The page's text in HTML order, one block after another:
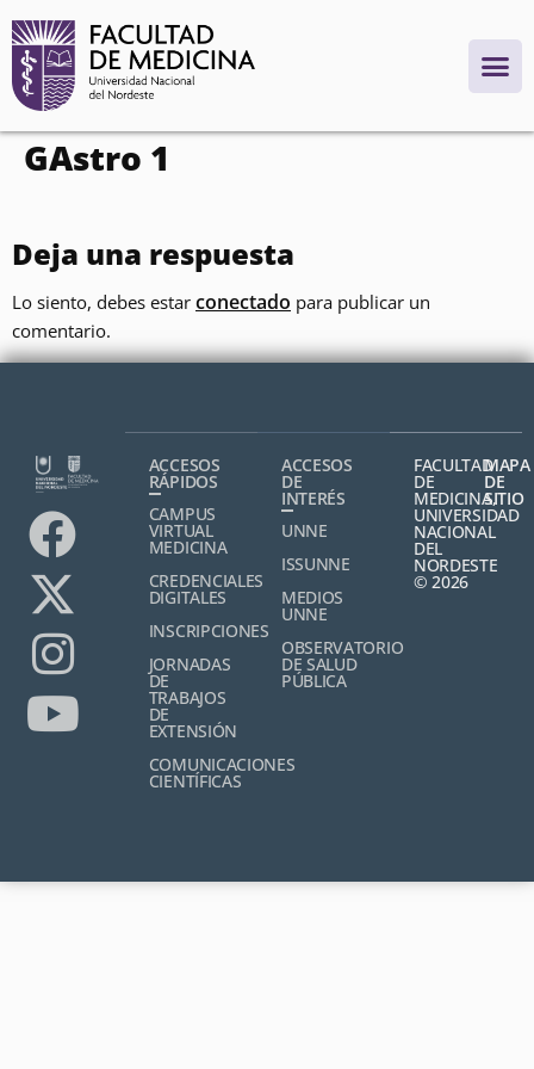
contenido
GAstro 1
Deja una respuesta
Lo siento, debes estar conectado para publicar un
comentario.
ACCESOS
RÁPIDOS
CAMPUS
VIRTUAL
MEDICINA
CREDENCIALES
DIGITALES
INSCRIPCIONES
JORNADAS
DE
TRABAJOS
DE
EXTENSIÓN
COMUNICACIONES
CIENTÍFICAS
ACCESOS
DE
INTERÉS
UNNE
ISSUNNE
MEDIOS
UNNE
OBSERVATORIO
DE SALUD
PÚBLICA
FACULTAD
DE
MEDICINA,
UNIVERSIDAD
NACIONAL
DEL
NORDESTE
© 2026
MAPA
DE
SITIO